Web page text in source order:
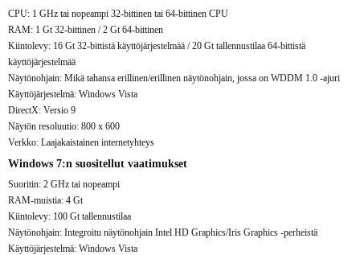
CPU: 1 GHz tai nopeampi 32-bittinen tai 64-bittinen CPU
RAM: 1 Gt 32-bittinen / 2 Gt 64-bittinen
Kiintolevy: 16 Gt 32-bittistä käyttöjärjestelmää / 20 Gt tallennustilaa 64-bittistä
käyttöjärjestelmää
Näytönohjain: Mikä tahansa erillinen/erillinen näytönohjain, jossa on WDDM 1.0 -ajuri
Käyttöjärjestelmä: Windows Vista
DirectX: Versio 9
Näytön resoluutio: 800 x 600
Verkko: Laajakaistainen internetyhteys
Windows 7:n suositellut vaatimukset
Suoritin: 2 GHz tai nopeampi
RAM-muistia: 4 Gt
Kiintolevy: 100 Gt tallennustilaa
Näytönohjain: Integroitu näytönohjain Intel HD Graphics/Iris Graphics -perheistä
Käyttöjärjestelmä: Windows Vista